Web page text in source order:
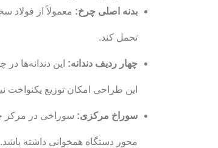
بدنه اصلی چرخ: معمولاً از فولاد
تحمل کند.
چهار ردیف دندانه: این دندانه‌ها
این طراحی امکان توزیع یکنواخت
سوراخ مرکزی: سوراخی در مرکز
محور دستگاه همخوانی داشته باشد.